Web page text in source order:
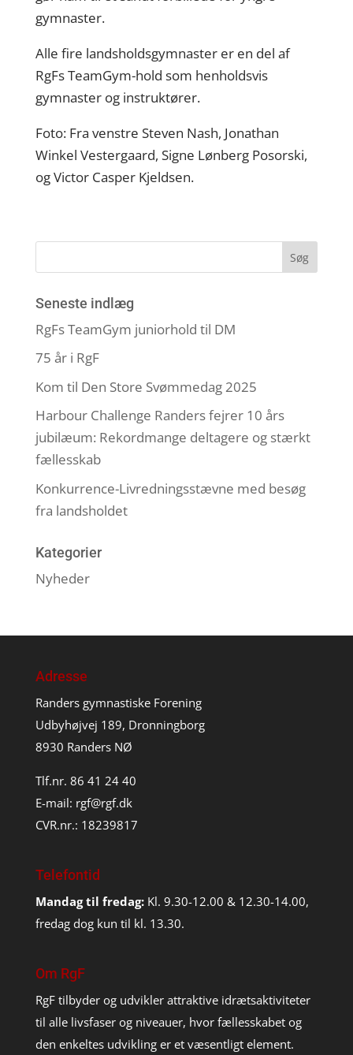
gymnaster.
Alle fire landsholdsgymnaster er en del af
RgFs TeamGym-hold som henholdsvis
gymnaster og instruktører.
Foto: Fra venstre Steven Nash, Jonathan
Winkel Vestergaard, Signe Lønberg Posorski,
og Victor Casper Kjeldsen.
Seneste indlæg
RgFs TeamGym juniorhold til DM
75 år i RgF
Kom til Den Store Svømmedag 2025
Harbour Challenge Randers fejrer 10 års
jubilæum: Rekordmange deltagere og stærkt
fællesskab
Konkurrence-Livredningsstævne med besøg
fra landsholdet
Kategorier
Nyheder
Adresse
Randers gymnastiske Forening
Udbyhøjvej 189, Dronningborg
8930 Randers NØ
Tlf.nr. 86 41 24 40
E-mail: rgf@rgf.dk
CVR.nr.: 18239817
Telefontid
Mandag til fredag: Kl. 9.30-12.00 & 12.30-14.00,
fredag dog kun til kl. 13.30.
Om RgF
RgF tilbyder og udvikler attraktive idrætsaktiviteter
til alle livsfaser og niveauer, hvor fællesskabet og
den enkeltes udvikling er et væsentligt element.